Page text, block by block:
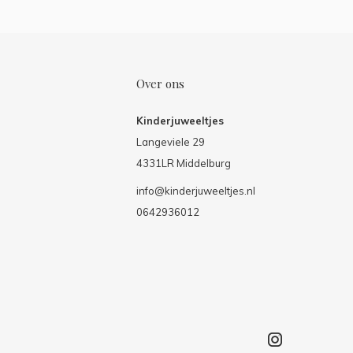
Over ons
Kinderjuweeltjes
Langeviele 29
4331LR Middelburg
info@kinderjuweeltjes.nl
0642936012